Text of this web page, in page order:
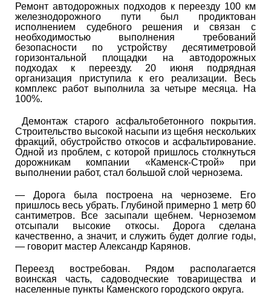
Ремонт автодорожных подходов к переезду 100 км
железнодорожного пути был продиктован
исполнением судебного решения и связан с
необходимостью выполнения требований
безопасности по устройству десятиметровой
горизонтальной площадки на автодорожных
подходах к переезду. 20 июня подрядная
организация приступила к его реализации. Весь
комплекс работ выполнила за четыре месяца. На
100%.
Демонтаж старого асфальтобетонного покрытия.
Строительство высокой насыпи из щебня нескольких
фракций, обустройство откосов и асфальтирование.
Одной из проблем, с которой пришлось столкнуться
дорожникам компании «Каменск-Строй» при
выполнении работ, стал большой слой чернозема.
― Дорога была построена на черноземе. Его
пришлось весь убрать. Глубиной примерно 1 метр 60
сантиметров. Все засыпали щебнем. Черноземом
отсыпали высокие откосы. Дорога сделана
качественно, а значит, и служить будет долгие годы,
― говорит мастер Александр Карянов.
Переезд востребован. Рядом располагается
воинская часть, садоводческие товарищества и
населенные пункты Каменского городского округа.